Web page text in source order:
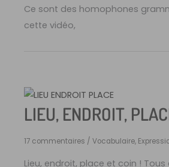
Ce sont des homophones
cette vidéo,
LIEU, ENDROIT,
17 commentaires /Vocabulaire,
Lieu, endroit, place et coin !